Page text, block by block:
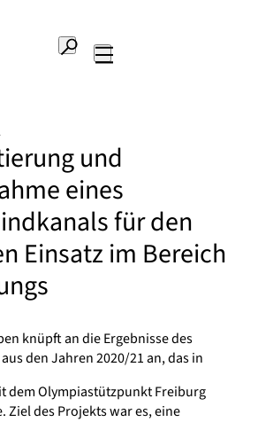
Search
und
eines
für den
Einsatz im Bereich
knüpft an die Ergebnisse des
den Jahren 2020/21 an, das in
dem Olympiastützpunkt Freiburg
des Projekts war es, eine